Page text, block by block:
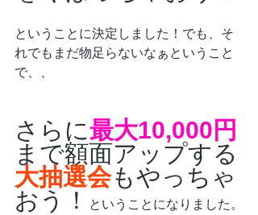
ということに決定しました！でも、そ
れでもまだ物足らないなぁということ
で、、
さらに最大10,000円
まで額面アップする
大抽選会もやっちゃ
おう！
ということになりました。